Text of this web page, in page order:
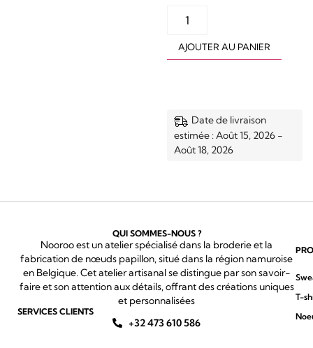
AJOUTER AU PANIER
Date de livraison
estimée : Août 15, 2026 -
Août 18, 2026
QUI SOMMES-NOUS ?
Nooroo est un atelier spécialisé dans la broderie et la
fabrication de nœuds papillon, situé dans la région namuroise
en Belgique. Cet atelier artisanal se distingue par son savoir-
faire et son attention aux détails, offrant des créations uniques
et personnalisées
SERVICES CLIENTS
+32 473 610 586
T-